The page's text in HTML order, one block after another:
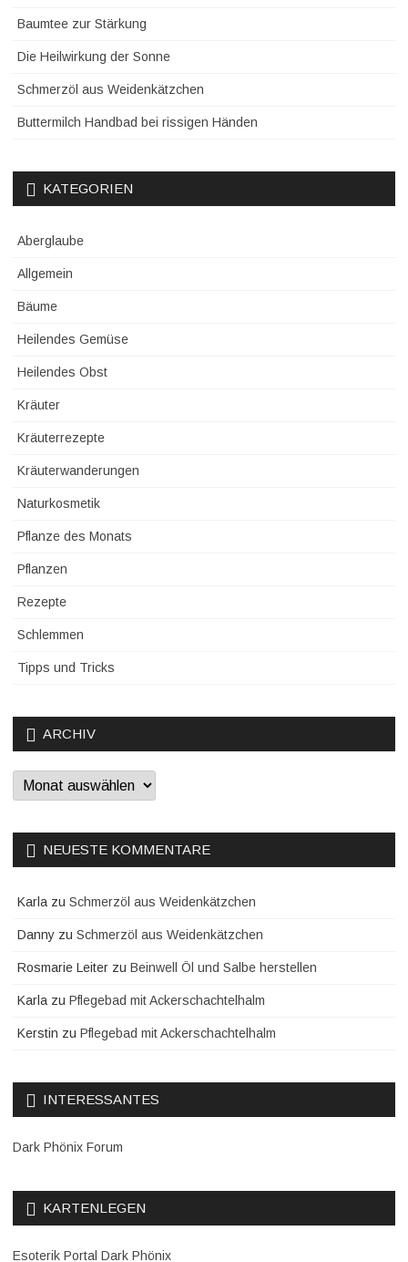
Baumtee zur Stärkung
Die Heilwirkung der Sonne
Schmerzöl aus Weidenkätzchen
Buttermilch Handbad bei rissigen Händen
KATEGORIEN
Aberglaube
Allgemein
Bäume
Heilendes Gemüse
Heilendes Obst
Kräuter
Kräuterrezepte
Kräuterwanderungen
Naturkosmetik
Pflanze des Monats
Pflanzen
Rezepte
Schlemmen
Tipps und Tricks
ARCHIV
Archiv
NEUESTE KOMMENTARE
Karlazu Schmerzöl aus Weidenkätzchen
Danny zu Schmerzöl aus Weidenkätzchen
Rosmarie Leiter zu Beinwell Öl und Salbe herstellen
Karlazu Pflegebad mit Ackerschachtelhalm
Kerstin zu Pflegebad mit Ackerschachtelhalm
INTERESSANTES
Dark Phönix Forum
KARTENLEGEN
Esoterik Portal Dark Phönix